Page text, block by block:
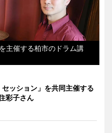
主催する柏市のドラム講
セッション」を共同主催する
彩子さん